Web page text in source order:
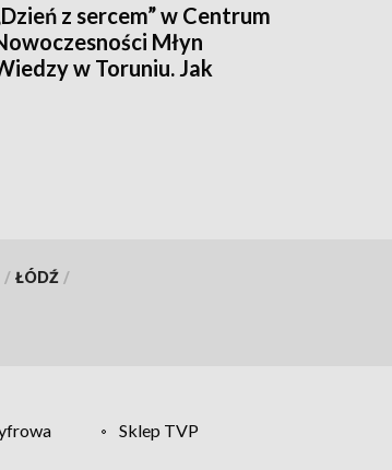
z sercem” w Centrum
Młyn
w Toruniu. Jak
/ ŁÓDŹ /
Sklep TVP